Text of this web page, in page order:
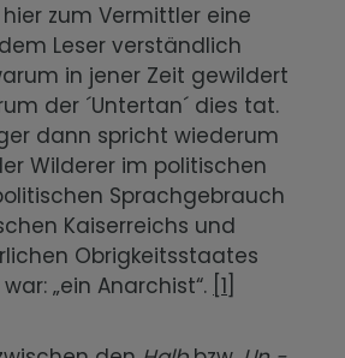
zum Vermittler eine
Leser verständlich
in jener Zeit gewildert
der ´Untertan´ dies tat.
dann spricht wiederum
Wilderer im politischen
Sprachgebrauch
Kaiserreichs und
Obrigkeitsstaates
„ein Anarchist“. [1]